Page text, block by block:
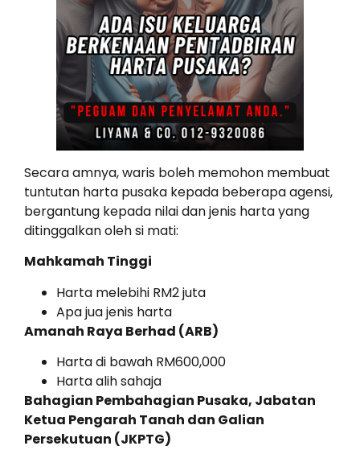
Secara amnya, waris boleh memohon membuat
tuntutan harta pusaka kepada beberapa agensi,
bergantung kepada nilai dan jenis harta yang
ditinggalkan oleh si mati:
Mahkamah Tinggi
Harta melebihi RM2 juta
Apa jua jenis harta
Amanah Raya Berhad (ARB)
Harta di bawah RM600,000
Harta alih sahaja
Bahagian Pembahagian Pusaka, Jabatan
Ketua Pengarah Tanah dan Galian
Persekutuan (JKPTG)